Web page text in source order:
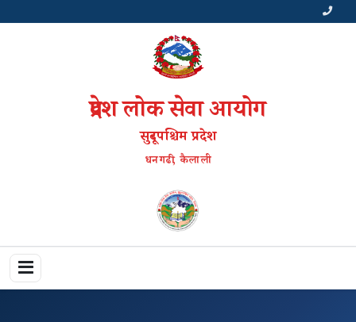
प्रदेश लोक सेवा आयोग
सुदूरपश्चिम प्रदेश
धनगढी, कैलाली